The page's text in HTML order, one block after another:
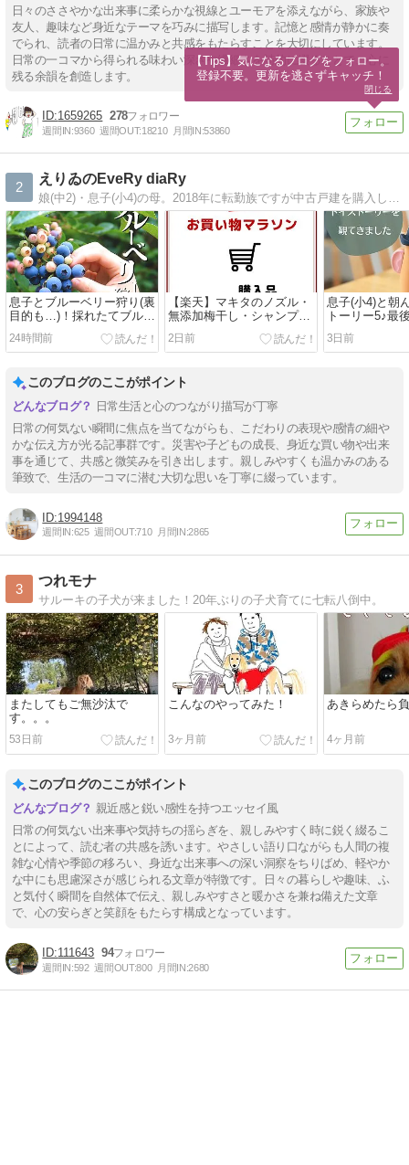
日々のささやかな出来事に柔らかな視線とユーモアを添えながら、家族や
友人、趣味など身近なテーマを巧みに描写します。記憶と感情が静かに奏
でられ、読者の日常に温かみと共感をもたらすことを大切にしています。
日常の一コマから得られる味わい深さや繊細さを詩的に綴ることで、心に
残る余韻を創造します。
1659265 278
週間IN:9360 週間OUT:18210 月間IN:53860
2
えりゐのEveRy diaRy
娘(中2)・息子(小4)の母。2018年に転勤族ですが中古戸建を購入しました。家の事・子育ての事・お買い物の事・こどもごはんの記録を書いてます。
息子とブルーベリー狩り(裏
目的も…)！採れたてブルー
ベリーで贅沢スムージー
24時間前
【楽天】マキタのノズル・
無添加梅干し・シャンプ
ー・数か月ぶりにエクオー
ルを購入
2日前
息子(小4)と朝
トーリー5♪最
で覚醒した私
3日前
このブログのここがポイント
日常生活と心のつながり描写が丁寧
日常の何気ない瞬間に焦点を当てながらも、こだわりの表現や感情の細や
かな伝え方が光る記事群です。災害や子どもの成長、身近な買い物や出来
事を通じて、共感と微笑みを引き出します。親しみやすくも温かみのある
筆致で、生活の一コマに潜む大切な思いを丁寧に綴っています。
1994148
週間IN:625 週間OUT:710 月間IN:2865
3
つれモナ
サルーキの子犬が来ました！20年ぶりの子犬育てに七転八倒中。
またしてもご無沙汰で
す。。。
53日前
こんなのやってみた！
3ヶ月前
あきらめたら
4ヶ月前
このブログのここがポイント
親近感と鋭い感性を持つエッセイ風
日常の何気ない出来事や気持ちの揺らぎを、親しみやすく時に鋭く綴るこ
とによって、読む者の共感を誘います。やさしい語り口ながらも人間の複
雑な心情や季節の移ろい、身近な出来事への深い洞察をちりばめ、軽やか
な中にも思慮深さが感じられる文章が特徴です。日々の暮らしや趣味、ふ
と気付く瞬間を自然体で伝え、親しみやすさと暖かさを兼ね備えた文章
で、心の安らぎと笑顔をもたらす構成となっています。
111643 94
週間IN:592 週間OUT:800 月間IN:2680
【Tips】気になるブログをフォロー。
登録不要。更新を逃さずキャッチ！
閉じる